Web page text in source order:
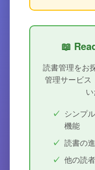
📖
読書管理をお
管理サービス
い
シンプ
機能
読書の
他の読